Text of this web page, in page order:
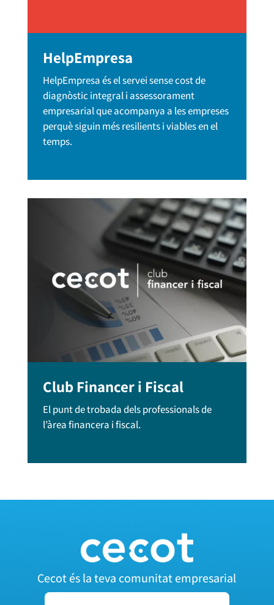
HelpEmpresa
HelpEmpresa és el servei sense cost de
diagnòstic integral i assessorament
empresarial que acompanya a les empreses
perquè siguin més resilients i viables en el
temps.
Club Financer i Fiscal
El punt de trobada dels professionals de
l’àrea financera i fiscal.
Cecot és la teva comunitat empresarial